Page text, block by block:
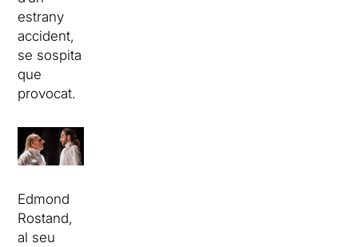
estrany
accident,
se sospita
que
provocat.
Edmond
Rostand,
al seu